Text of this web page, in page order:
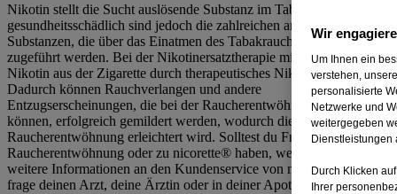
Nikotin stellt die Sucht auslösende Substanz im Tabakrauch dar;
gesundheitsschädlich sind jedoch die zahlreichen anderen
Substanzen, die über das Einatmen des Tabakrauchs dem Körper
zugeführt werden. Bei der Nikotinersatztherapie mit nicorette® wird
Nikotin aus der Zigarette durch therapeutisches Nikotin ersetzt.
Dadurch können Rauchverlangen und andere
Entzugserscheinungen, die bei der Raucherentwöhnung auftreten
können, erfolgreich gemildert werden, wodurch die
Raucherentwöhnung erleichtert wird. Solltest du Fragen zum Thema
Raucherentwöhnung oder zu nicorette® haben, wende dich bitte für
weitere Informationen an den Kundenservice von nicorette® oder
frage deinen Arzt, deine Ärztin oder in deiner Apotheke.
Wir
Um Ihnen ein
verstehen,
personalisierte
Netzwerke und
weitergegeben
Dienstleistungen
Durch Klicken
Ihrer